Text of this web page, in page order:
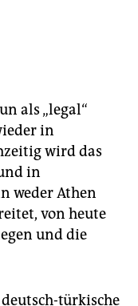
als „legal“
in
wird das
in
weder Athen
von heute
und die
türkische